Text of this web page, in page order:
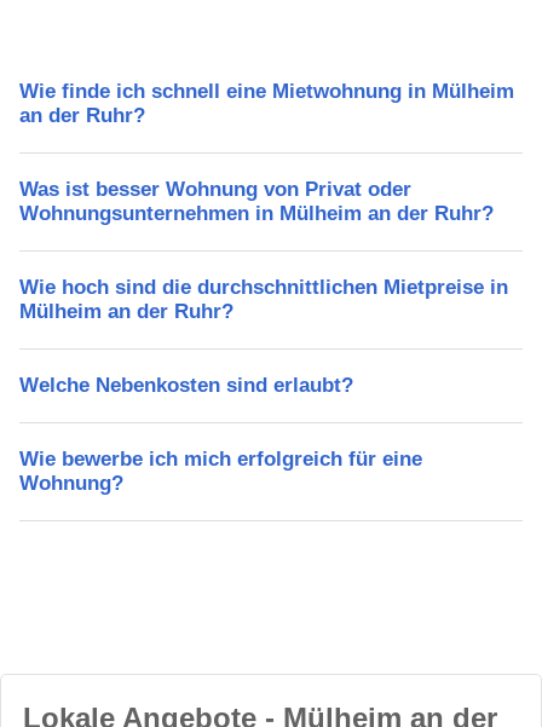
Wie finde ich schnell eine Mietwohnung in Mülheim
an der Ruhr?
Was ist besser Wohnung von Privat oder
Wohnungsunternehmen in Mülheim an der Ruhr?
Wie hoch sind die durchschnittlichen Mietpreise in
Mülheim an der Ruhr?
Welche Nebenkosten sind erlaubt?
Wie bewerbe ich mich erfolgreich für eine
Wohnung?
Lokale Angebote - Mülheim an der